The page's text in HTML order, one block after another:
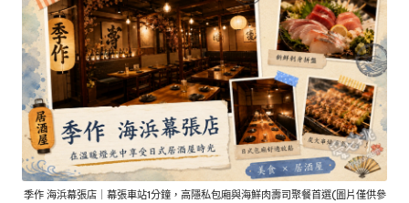
季作 海浜幕張店｜幕張車站1分鐘，高隱私包廂與海鮮肉壽司聚餐首選(圖片僅供參